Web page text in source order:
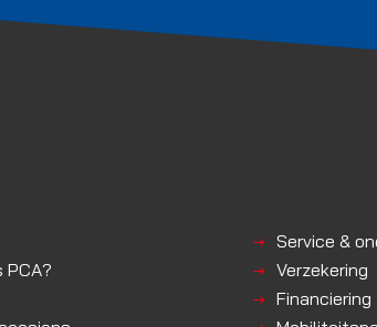
Service &
Verzekering
Financiering
PCA?